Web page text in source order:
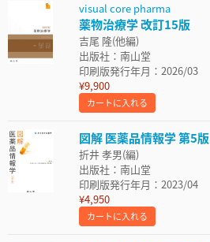
visual core pharma
薬物治療学 改訂15版
吉尾 隆(他編)
出版社：南山堂
印刷版発行年月：2026/03
¥9,900
カートに入れる
図解 医薬品情報学 第5版
折井 孝男(編)
出版社：南山堂
印刷版発行年月：2023/04
¥4,950
カートに入れる